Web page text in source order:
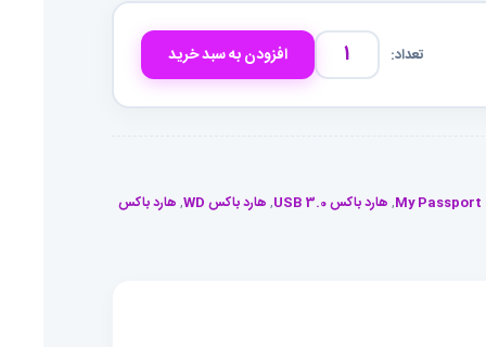
Passport
افزودن به سبد خرید
,هارد باکس USB 3.0 ,هارد باکس WD ,هارد باکس